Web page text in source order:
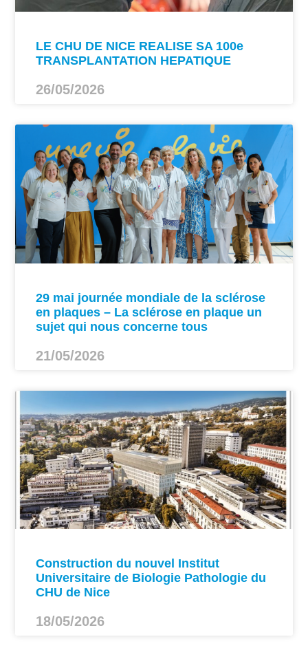
LE CHU DE NICE REALISE SA 100e
TRANSPLANTATION HEPATIQUE
26/05/2026
29 mai journée mondiale de la sclérose
en plaques – La sclérose en plaque un
sujet qui nous concerne tous
21/05/2026
Construction du nouvel Institut
Universitaire de Biologie Pathologie du
CHU de Nice
18/05/2026